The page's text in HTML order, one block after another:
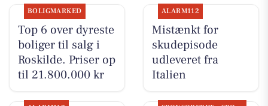
BOLIGMARKED
Top 6 over dyreste
boliger til salg i
Roskilde. Priser op
til 21.800.000 kr
ALARM112
Mistænkt for
skudepisode
udleveret fra
Italien